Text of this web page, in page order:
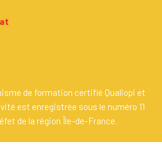
de formation certifié Qualiopi et
est enregistrée sous le numéro 11
de la région Île-de-France.